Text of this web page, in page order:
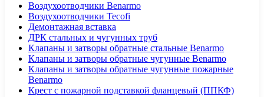
Воздухоотводчики Benarmo
Воздухоотводчики Tecofi
Демонтажная вставка
ДРК стальных и чугунных труб
Клапаны и затворы обратные стальные Benarmo
Клапаны и затворы обратные чугунные Benarmo
Клапаны и затворы обратные чугунные пожарные
Benarmo
Крест с пожарной подставкой фланцевый (ППКФ)